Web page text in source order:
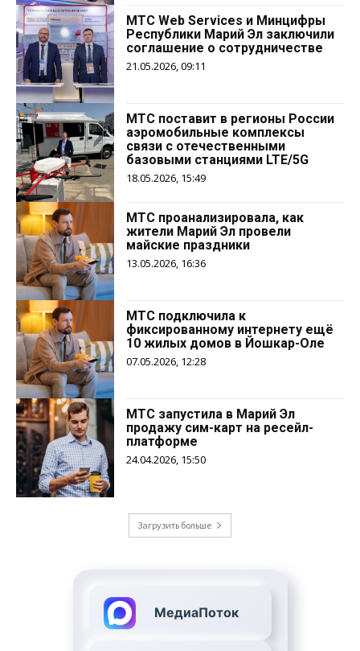
MТС Web Services и Минцифры
Республики Марий Эл заключили
соглашение о сотрудничестве
21.05.2026, 09:11
МТС поставит в регионы России
аэромобильные комплексы
связи с отечественными
базовыми станциями LTE/5G
18.05.2026, 15:49
МТС проанализировала, как
жители Марий Эл провели
майские праздники
13.05.2026, 16:36
МТС подключила к
фиксированному интернету ещё
10 жилых домов в Йошкар-Оле
07.05.2026, 12:28
МТС запустила в Марий Эл
продажу сим-карт на ресейл-
платформе
24.04.2026, 15:50
Загрузить больше
МедиаПоток